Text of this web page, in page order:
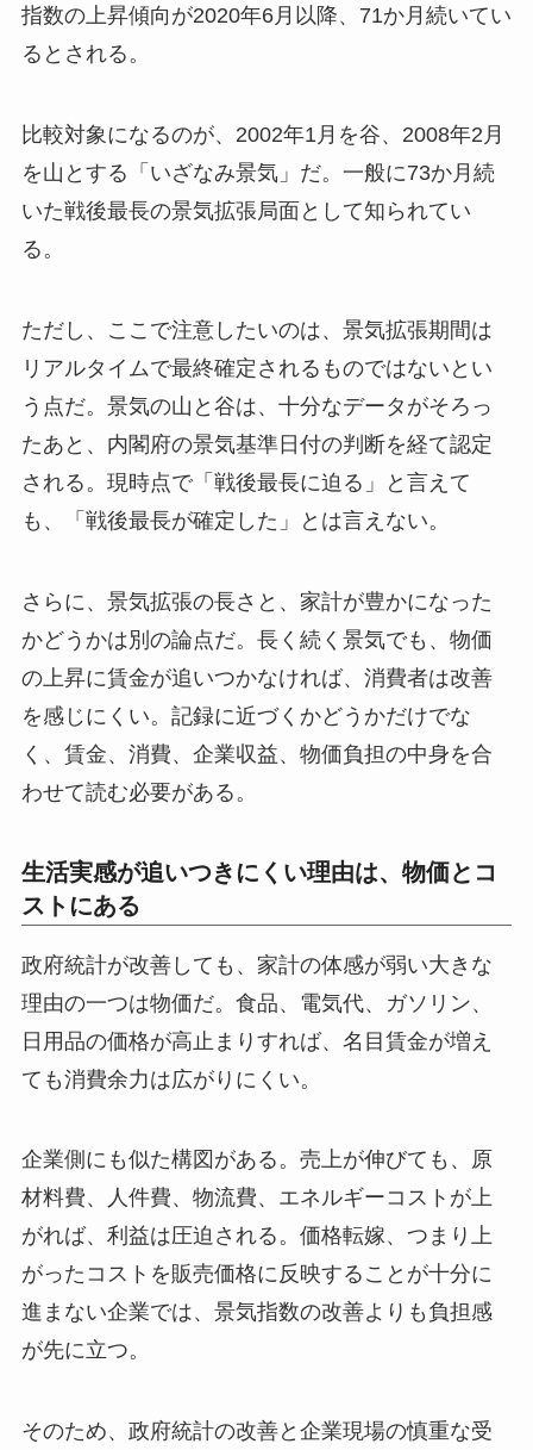
指数の上昇傾向が2020年6月以降、71か月続いてい
るとされる。
比較対象になるのが、2002年1月を谷、2008年2月
を山とする「いざなみ景気」だ。一般に73か月続
いた戦後最長の景気拡張局面として知られてい
る。
ただし、ここで注意したいのは、景気拡張期間は
リアルタイムで最終確定されるものではないとい
う点だ。景気の山と谷は、十分なデータがそろっ
たあと、内閣府の景気基準日付の判断を経て認定
される。現時点で「戦後最長に迫る」と言えて
も、「戦後最長が確定した」とは言えない。
さらに、景気拡張の長さと、家計が豊かになった
かどうかは別の論点だ。長く続く景気でも、物価
の上昇に賃金が追いつかなければ、消費者は改善
を感じにくい。記録に近づくかどうかだけでな
く、賃金、消費、企業収益、物価負担の中身を合
わせて読む必要がある。
生活実感が追いつきにくい理由は、物価とコ
ストにある
政府統計が改善しても、家計の体感が弱い大きな
理由の一つは物価だ。食品、電気代、ガソリン、
日用品の価格が高止まりすれば、名目賃金が増え
ても消費余力は広がりにくい。
企業側にも似た構図がある。売上が伸びても、原
材料費、人件費、物流費、エネルギーコストが上
がれば、利益は圧迫される。価格転嫁、つまり上
がったコストを販売価格に反映することが十分に
進まない企業では、景気指数の改善よりも負担感
が先に立つ。
そのため、政府統計の改善と企業現場の慎重な受